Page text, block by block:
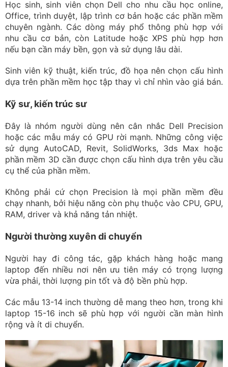
Học sinh, sinh viên chọn Dell cho nhu cầu học online,
Office, trình duyệt, lập trình cơ bản hoặc các phần mềm
chuyên ngành. Các dòng máy phổ thông phù hợp với
nhu cầu cơ bản, còn Latitude hoặc XPS phù hợp hơn
nếu bạn cần máy bền, gọn và sử dụng lâu dài.
Sinh viên kỹ thuật, kiến trúc, đồ họa nên chọn cấu hình
dựa trên phần mềm học tập thay vì chỉ nhìn vào giá bán.
Kỹ sư, kiến trúc sư
Đây là nhóm người dùng nên cân nhắc Dell Precision
hoặc các mẫu máy có GPU rời mạnh. Những công việc
sử dụng AutoCAD, Revit, SolidWorks, 3ds Max hoặc
phần mềm 3D cần được chọn cấu hình dựa trên yêu cầu
cụ thể của phần mềm.
Không phải cứ chọn Precision là mọi phần mềm đều
chạy nhanh, bởi hiệu năng còn phụ thuộc vào CPU, GPU,
RAM, driver và khả năng tản nhiệt.
Người thường xuyên di chuyển
Người hay đi công tác, gặp khách hàng hoặc mang
laptop đến nhiều nơi nên ưu tiên máy có trọng lượng
vừa phải, thời lượng pin tốt và độ bền phù hợp.
Các mẫu 13-14 inch thường dễ mang theo hơn, trong khi
laptop 15-16 inch sẽ phù hợp với người cần màn hình
rộng và ít di chuyển.